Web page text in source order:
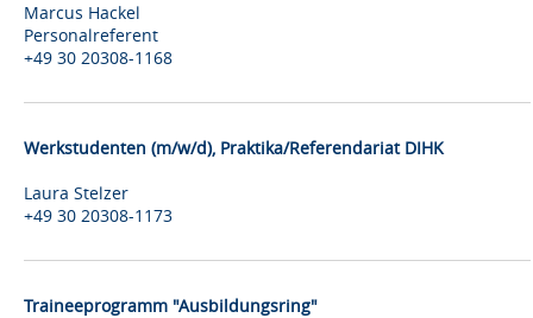
Marcus Hackel
Personalreferent
+49 30 20308-1168
Werkstudenten (m/w/d), Praktika/Referendariat DIHK
Laura Stelzer
+49 30 20308-1173
Traineeprogramm "Ausbildungsring"